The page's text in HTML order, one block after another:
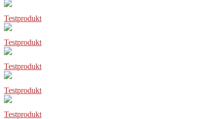
Testprodukt
Testprodukt
Testprodukt
Testprodukt
Testprodukt